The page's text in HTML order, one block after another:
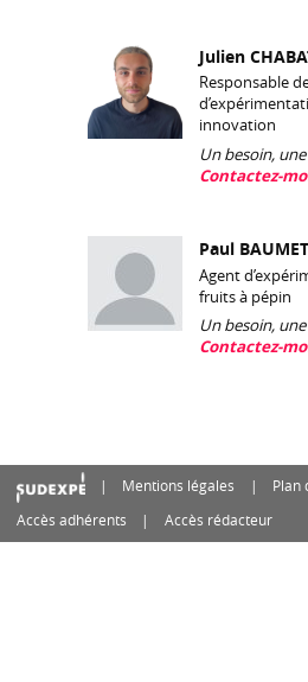
Julien
Responsable
innovation
Un besoin,
Contactez-
Paul BAUMET
Agent
fruits à pépin
Un besoin,
Contactez-
Mentions légales
Plan
Accès adhérents
Accès rédacteur